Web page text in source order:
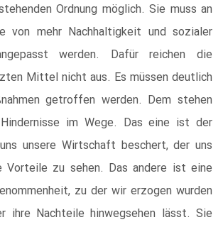
Ordnung möglich. Sie muss an
von mehr Nachhaltigkeit und sozialer
werden. Dafür reichen die
Mittel nicht aus. Es müssen deutlich
getroffen werden. Dem stehen
im Wege. Das eine ist der
unsere Wirtschaft beschert, der uns
Vorteile zu sehen. Das andere ist eine
zu der wir erzogen wurden
ihre Nachteile hinwegsehen lässt. Sie